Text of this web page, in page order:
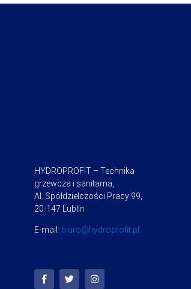
HYDROPROFIT – Technika
grzewcza i sanitarna,
Al. Spółdzielczości Pracy 99,
20-147 Lublin
E-mail: biuro@hydroprofit.pl